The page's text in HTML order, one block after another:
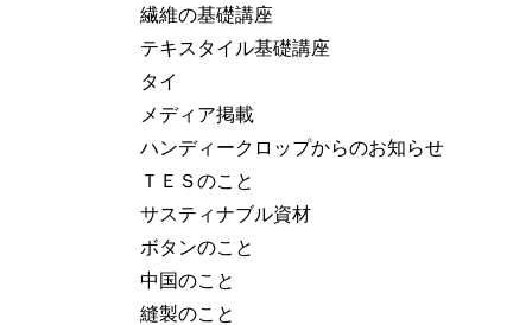
繊維の基礎講座
テキスタイル基礎講座
タイ
メディア掲載
ハンディークロップからのお知らせ
ＴＥＳのこと
サスティナブル資材
ボタンのこと
中国のこと
縫製のこと